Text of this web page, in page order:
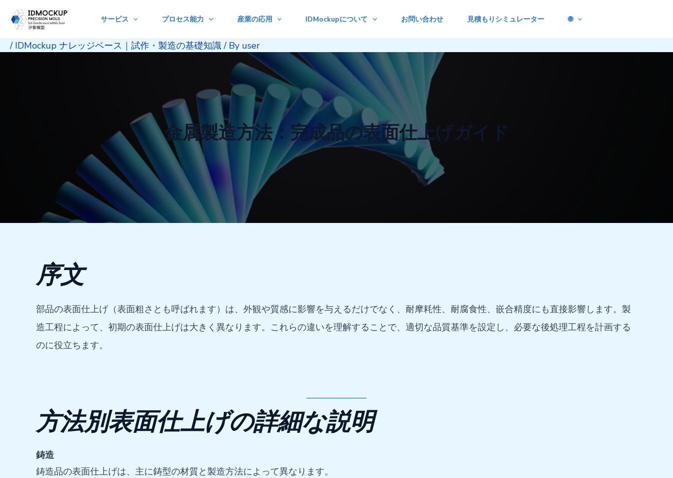
Skip
content
サービス プロセス能力 産業の応用 IDMockupについて お問い合わせ 見積もりシミュレーター 🌐
/ IDMockup ナレッジベース｜試作・製造の基礎知識/ By user
金属製造方法：完成品の表面仕上げガイド
序文
部品の表面仕上げ（表面粗さとも呼ばれます）は、外観や質感に影響を与えるだけでなく、耐摩耗性、耐腐食性、嵌合精度にも直接影響します。製
造工程によって、初期の表面仕上げは大きく異なります。これらの違いを理解することで、適切な品質基準を設定し、必要な後処理工程を計画する
のに役立ちます。
方法別表面仕上げの詳細な説明
鋳造
鋳造品の表面仕上げは、主に鋳型の材質と製造方法によって異なります。